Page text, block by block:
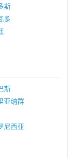
斯
多
斯
亚纳群
尼西亚